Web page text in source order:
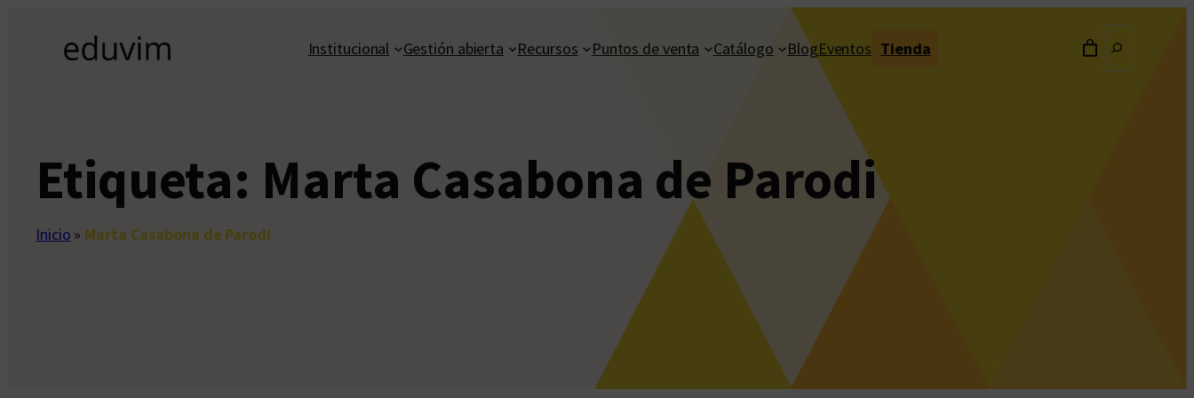
contenido
Institucional Gestión abierta Recursos Puntos de venta Catálogo BlogEventos Tienda
Etiqueta: Marta Casabona de Parodi
Inicio » Marta Casabona de Parodi